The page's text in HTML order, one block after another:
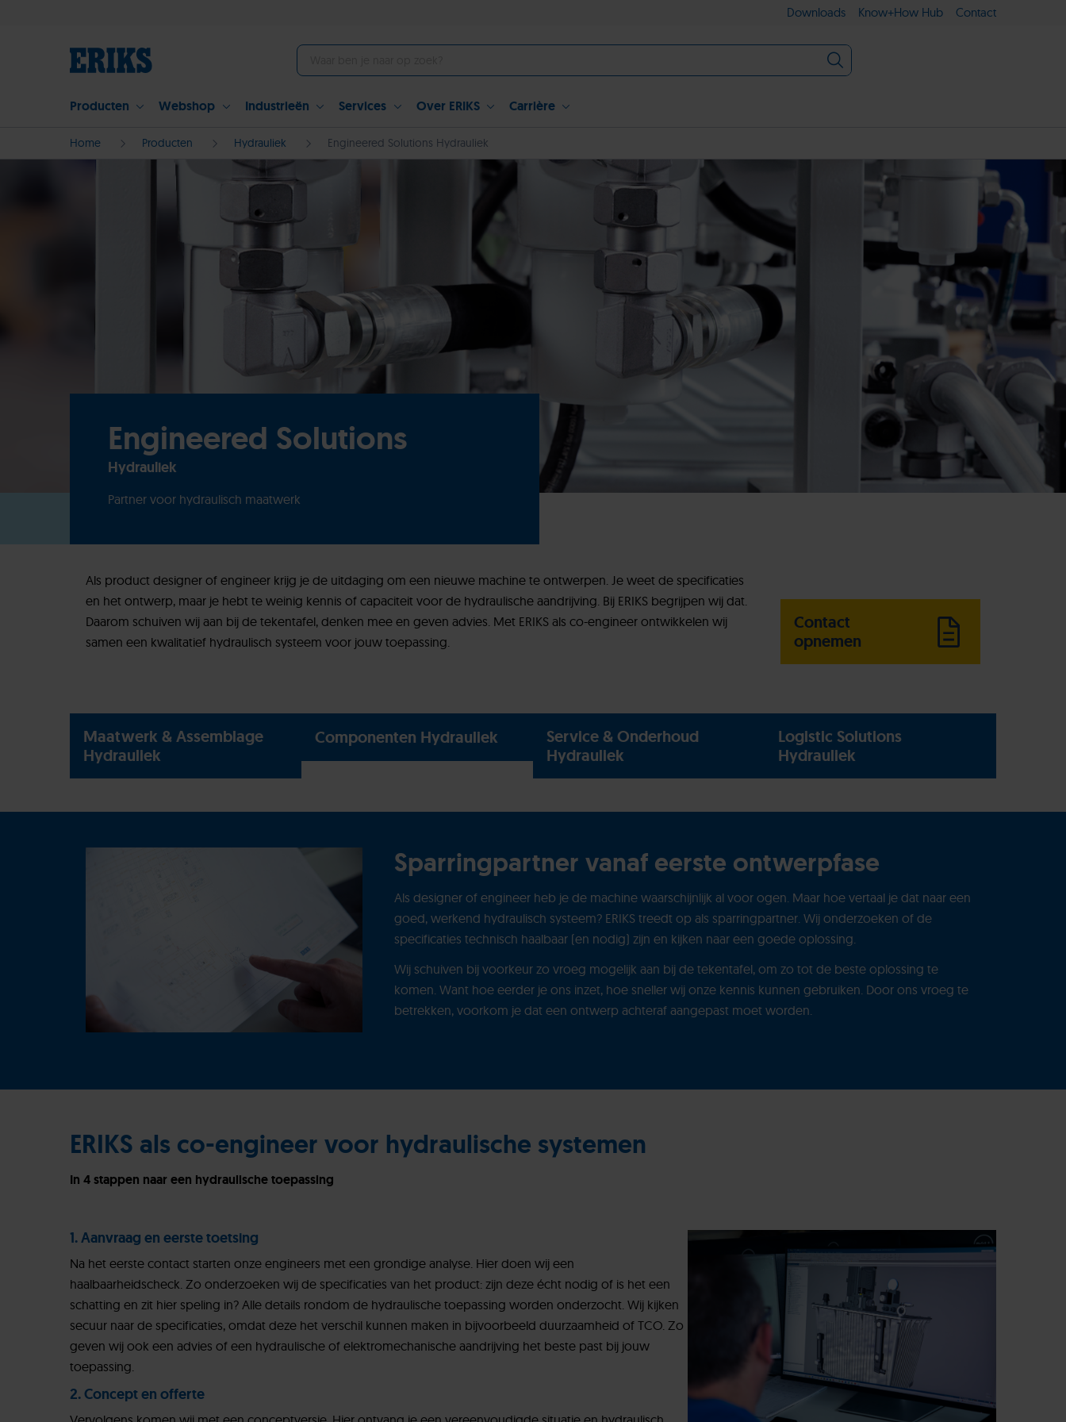
Producten Webshop Industrieën Services Over ERIKS Carrière
Downloads Know+How Hub Contact
Home Producten Hydrauliek Engineered Solutions Hydrauliek
Engineered Solutions
Hydrauliek
Partner voor hydraulisch maatwerk
Als product designer of engineer krijg je de uitdaging om een nieuwe machine te ontwerpen. Je weet de specificaties
en het ontwerp, maar je hebt te weinig kennis of capaciteit voor de hydraulische aandrijving. Bij ERIKS begrijpen wij dat.
Daarom schuiven wij aan bij de tekentafel, denken mee en geven advies. Met ERIKS als co-engineer ontwikkelen wij
samen een kwalitatief hydraulisch systeem voor jouw toepassing.
Contact
opnemen
Maatwerk & Assemblage
Hydrauliek
Componenten Hydrauliek
Service & Onderhoud
Hydrauliek
Logistic Solutions
Hydrauliek
Sparringpartner vanaf eerste ontwerpfase
Als designer of engineer heb je de machine waarschijnlijk al voor ogen. Maar hoe vertaal je dat naar een
goed, werkend hydraulisch systeem? ERIKS treedt op als sparringpartner. Wij onderzoeken of de
specificaties technisch haalbaar (en nodig) zijn en kijken naar een goede oplossing.
Wij schuiven bij voorkeur zo vroeg mogelijk aan bij de tekentafel, om zo tot de beste oplossing te
komen. Want hoe eerder je ons inzet, hoe sneller wij onze kennis kunnen gebruiken. Door ons vroeg te
betrekken, voorkom je dat een ontwerp achteraf aangepast moet worden.
ERIKS als co-engineer voor hydraulische systemen
In 4 stappen naar een hydraulische toepassing
1. Aanvraag en eerste toetsing
Na het eerste contact starten onze engineers met een grondige analyse. Hier doen wij een
haalbaarheidscheck. Zo onderzoeken wij de specificaties van het product: zijn deze écht nodig of is het een
schatting en zit hier speling in? Alle details rondom de hydraulische toepassing worden onderzocht. Wij kijken
secuur naar de specificaties, omdat deze het verschil kunnen maken in bijvoorbeeld duurzaamheid of TCO. Zo
geven wij ook een advies of een hydraulische of elektromechanische aandrijving het beste past bij jouw
toepassing.
2. Concept en offerte